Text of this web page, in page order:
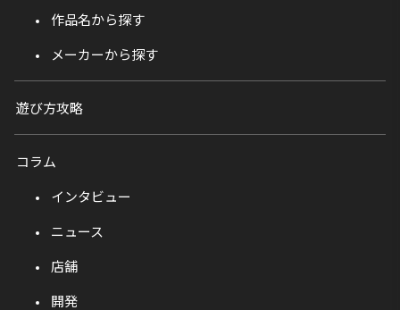
作品名から探す
メーカーから探す
遊び方攻略
コラム
インタビュー
ニュース
店舗
開発